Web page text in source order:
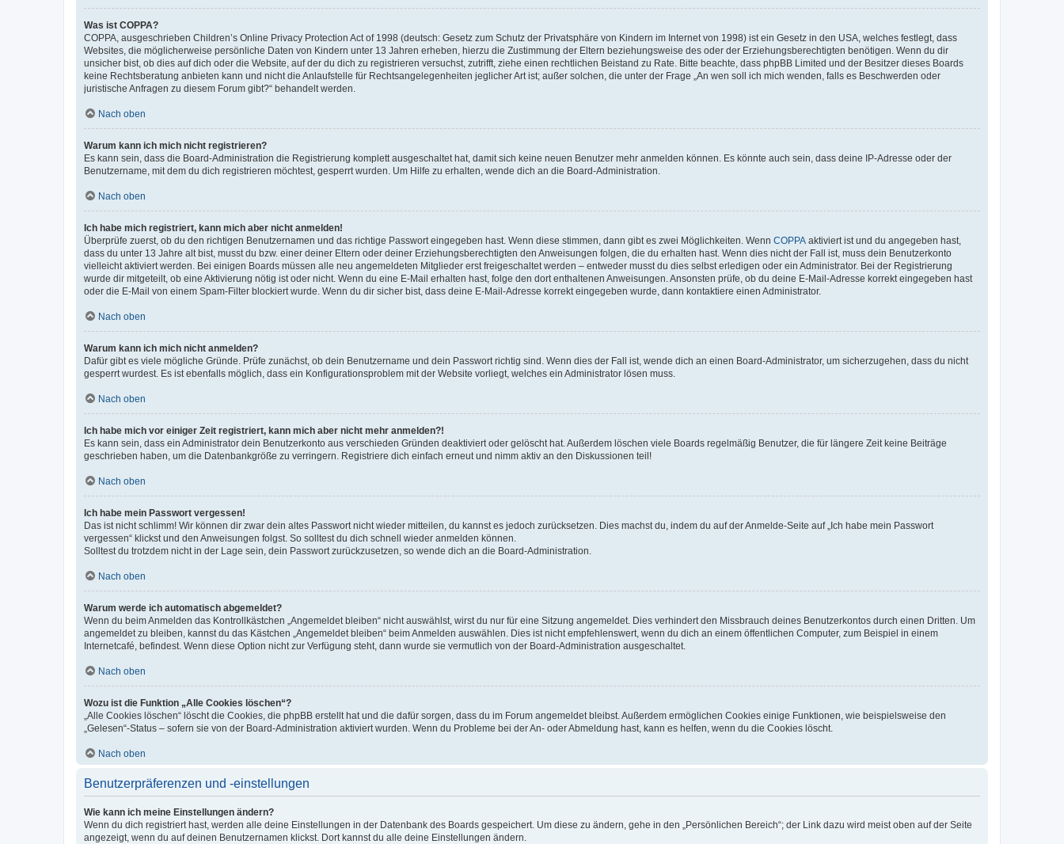
Was ist COPPA?
COPPA, ausgeschrieben Children’s Online Privacy Protection Act of 1998 (deutsch: Gesetz zum Schutz der Privatsphäre von Kindern im Internet von 1998) ist ein Gesetz in den USA, welches festlegt, dass
Websites, die möglicherweise persönliche Daten von Kindern unter 13 Jahren erheben, hierzu die Zustimmung der Eltern beziehungsweise des oder der Erziehungsberechtigten benötigen. Wenn du dir
unsicher bist, ob dies auf dich oder die Website, auf der du dich zu registrieren versuchst, zutrifft, ziehe einen rechtlichen Beistand zu Rate. Bitte beachte, dass phpBB Limited und der Besitzer dieses Boards
keine Rechtsberatung anbieten kann und nicht die Anlaufstelle für Rechtsangelegenheiten jeglicher Art ist; außer solchen, die unter der Frage „An wen soll ich mich wenden, falls es Beschwerden oder
juristische Anfragen zu diesem Forum gibt?“ behandelt werden.
Nach oben
Warum kann ich mich nicht registrieren?
Es kann sein, dass die Board-Administration die Registrierung komplett ausgeschaltet hat, damit sich keine neuen Benutzer mehr anmelden können. Es könnte auch sein, dass deine IP-Adresse oder der
Benutzername, mit dem du dich registrieren möchtest, gesperrt wurden. Um Hilfe zu erhalten, wende dich an die Board-Administration.
Nach oben
Ich habe mich registriert, kann mich aber nicht anmelden!
Überprüfe zuerst, ob du den richtigen Benutzernamen und das richtige Passwort eingegeben hast. Wenn diese stimmen, dann gibt es zwei Möglichkeiten. Wenn COPPA aktiviert ist und du angegeben hast,
dass du unter 13 Jahre alt bist, musst du bzw. einer deiner Eltern oder deiner Erziehungsberechtigten den Anweisungen folgen, die du erhalten hast. Wenn dies nicht der Fall ist, muss dein Benutzerkonto
vielleicht aktiviert werden. Bei einigen Boards müssen alle neu angemeldeten Mitglieder erst freigeschaltet werden – entweder musst du dies selbst erledigen oder ein Administrator. Bei der Registrierung
wurde dir mitgeteilt, ob eine Aktivierung nötig ist oder nicht. Wenn du eine E-Mail erhalten hast, folge den dort enthaltenen Anweisungen. Ansonsten prüfe, ob du deine E-Mail-Adresse korrekt eingegeben hast
oder die E-Mail von einem Spam-Filter blockiert wurde. Wenn du dir sicher bist, dass deine E-Mail-Adresse korrekt eingegeben wurde, dann kontaktiere einen Administrator.
Nach oben
Warum kann ich mich nicht anmelden?
Dafür gibt es viele mögliche Gründe. Prüfe zunächst, ob dein Benutzername und dein Passwort richtig sind. Wenn dies der Fall ist, wende dich an einen Board-Administrator, um sicherzugehen, dass du nicht
gesperrt wurdest. Es ist ebenfalls möglich, dass ein Konfigurationsproblem mit der Website vorliegt, welches ein Administrator lösen muss.
Nach oben
Ich habe mich vor einiger Zeit registriert, kann mich aber nicht mehr anmelden?!
Es kann sein, dass ein Administrator dein Benutzerkonto aus verschieden Gründen deaktiviert oder gelöscht hat. Außerdem löschen viele Boards regelmäßig Benutzer, die für längere Zeit keine Beiträge
geschrieben haben, um die Datenbankgröße zu verringern. Registriere dich einfach erneut und nimm aktiv an den Diskussionen teil!
Nach oben
Ich habe mein Passwort vergessen!
Das ist nicht schlimm! Wir können dir zwar dein altes Passwort nicht wieder mitteilen, du kannst es jedoch zurücksetzen. Dies machst du, indem du auf der Anmelde-Seite auf „Ich habe mein Passwort
vergessen“ klickst und den Anweisungen folgst. So solltest du dich schnell wieder anmelden können.
Solltest du trotzdem nicht in der Lage sein, dein Passwort zurückzusetzen, so wende dich an die Board-Administration.
Nach oben
Warum werde ich automatisch abgemeldet?
Wenn du beim Anmelden das Kontrollkästchen „Angemeldet bleiben“ nicht auswählst, wirst du nur für eine Sitzung angemeldet. Dies verhindert den Missbrauch deines Benutzerkontos durch einen Dritten. Um
angemeldet zu bleiben, kannst du das Kästchen „Angemeldet bleiben“ beim Anmelden auswählen. Dies ist nicht empfehlenswert, wenn du dich an einem öffentlichen Computer, zum Beispiel in einem
Internetcafé, befindest. Wenn diese Option nicht zur Verfügung steht, dann wurde sie vermutlich von der Board-Administration ausgeschaltet.
Nach oben
Wozu ist die Funktion „Alle Cookies löschen“?
„Alle Cookies löschen“ löscht die Cookies, die phpBB erstellt hat und die dafür sorgen, dass du im Forum angemeldet bleibst. Außerdem ermöglichen Cookies einige Funktionen, wie beispielsweise den
„Gelesen“-Status – sofern sie von der Board-Administration aktiviert wurden. Wenn du Probleme bei der An- oder Abmeldung hast, kann es helfen, wenn du die Cookies löscht.
Nach oben
Benutzerpräferenzen und -einstellungen
Wie kann ich meine Einstellungen ändern?
Wenn du dich registriert hast, werden alle deine Einstellungen in der Datenbank des Boards gespeichert. Um diese zu ändern, gehe in den „Persönlichen Bereich“; der Link dazu wird meist oben auf der Seite
angezeigt, wenn du auf deinen Benutzernamen klickst. Dort kannst du alle deine Einstellungen ändern.